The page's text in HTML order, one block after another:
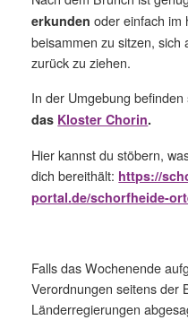
erkunden oder einfach im
beisammen zu sitzen, sich
zurück zu ziehen.
In der Umgebung
das Kloster Chorin.
Hier kannst du stöbern,
dich bereithält: https://
portal.de/schorfheide-
Falls das Wochenende
Verordnungen seitens der
Länderregierungen